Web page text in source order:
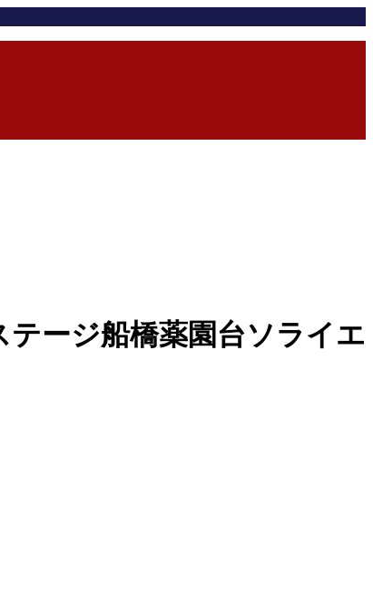
ージ船橋薬園台ソライエ